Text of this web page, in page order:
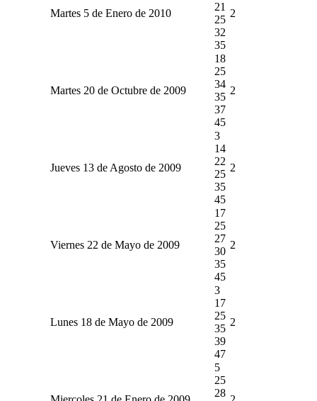
Martes 5 de Enero de 2010
21
25
32
35
2
Martes 20 de Octubre de 2009
18
25
34
35
37
45
2
Jueves 13 de Agosto de 2009
3
14
22
25
35
45
2
Viernes 22 de Mayo de 2009
17
25
27
30
35
45
2
Lunes 18 de Mayo de 2009
3
17
25
35
39
47
2
5
25
28